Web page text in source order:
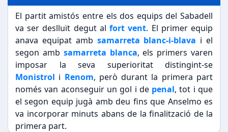
El partit amistós entre els dos equips del Sabadell
va ser deslluït degut alfort vent. El primer equip
anava equipat amb samarreta blanc-i-blava i el
segon amb samarreta blanca, els primers varen
imposar la seva superioritat distingint-se
Monistrol i Renom, però durant la primera part
només van aconseguir un gol i de penal, tot i que
el segon equip jugà amb deu fins que Anselmo es
va incorporar minuts abans de la finalització de la
primera part.